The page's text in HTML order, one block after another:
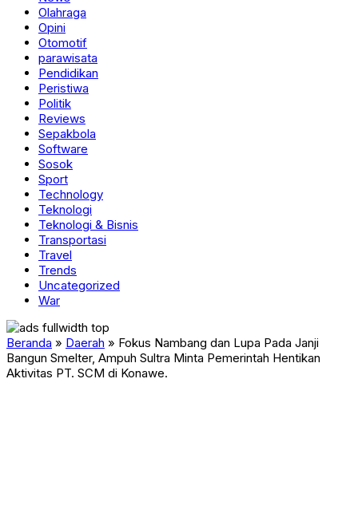
Olahraga
Opini
Otomotif
parawisata
Pendidikan
Peristiwa
Politik
Reviews
Sepakbola
Software
Sosok
Sport
Technology
Teknologi
Teknologi & Bisnis
Transportasi
Travel
Trends
Uncategorized
War
Beranda » Daerah » Fokus Nambang dan Lupa Pada Janji
Bangun Smelter, Ampuh Sultra Minta Pemerintah Hentikan
Aktivitas PT. SCM di Konawe.